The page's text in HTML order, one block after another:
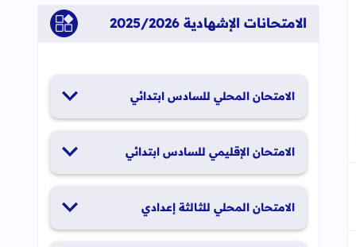
العلامات المرجعية
الامتحانات الإشهادية 2025/2026
الامتحان المحلي للسادس ابتدائي
الامتحان الإقليمي للسادس ابتدائي
الامتحان المحلي للثالثة إعدادي